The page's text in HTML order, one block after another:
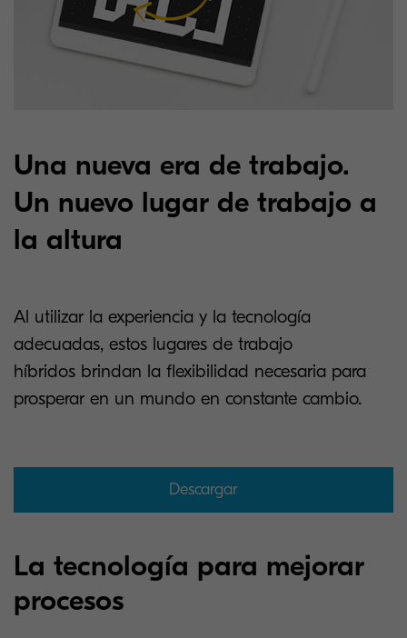
Una nueva era de trabajo.
Un nuevo lugar de trabajo a
la altura
Al utilizar la experiencia y la tecnología
adecuadas, estos lugares de trabajo
híbridos brindan la flexibilidad necesaria para
prosperar en un mundo en constante cambio.
Descargar
La tecnología para mejorar
procesos